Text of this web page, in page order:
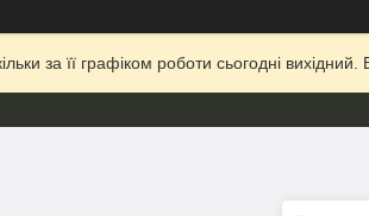
за її графіком роботи сьогодні